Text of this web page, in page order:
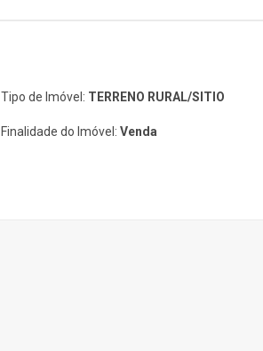
Tipo de Imóvel: TERRENO RURAL/SITIO
Finalidade do Imóvel: Venda